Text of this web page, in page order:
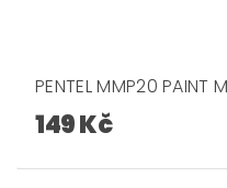
PENTEL MMP20 PAINT
149 Kč